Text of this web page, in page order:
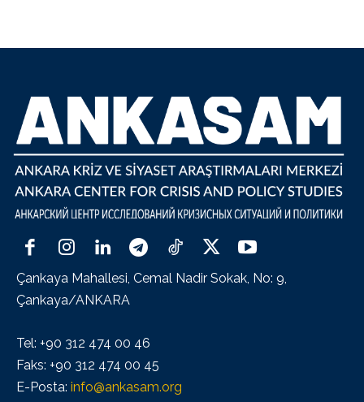
Çankaya Mahallesi, Cemal Nadir Sokak, No: 9,
Çankaya/ANKARA
Tel: +90 312 474 00 46
Faks: +90 312 474 00 45
E-Posta: info@ankasam.org